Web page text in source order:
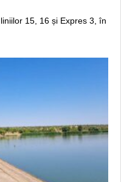
15, 16 și Expres 3, în